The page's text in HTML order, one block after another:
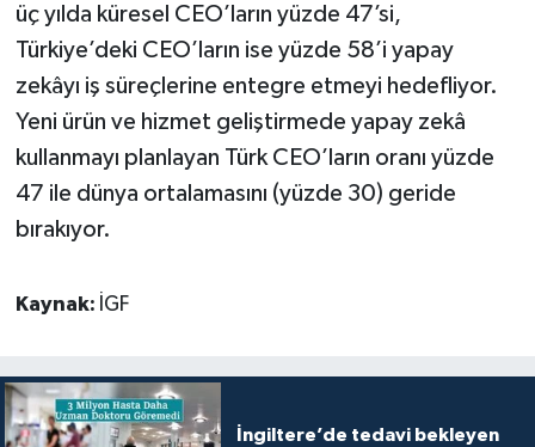
üç yılda küresel CEO’ların yüzde 47’si,
Türkiye’deki CEO’ların ise yüzde 58’i yapay
zekâyı iş süreçlerine entegre etmeyi hedefliyor.
Yeni ürün ve hizmet geliştirmede yapay zekâ
kullanmayı planlayan Türk CEO’ların oranı yüzde
47 ile dünya ortalamasını (yüzde 30) geride
bırakıyor.
Kaynak: İGF
İngiltere’de tedavi bekleyen